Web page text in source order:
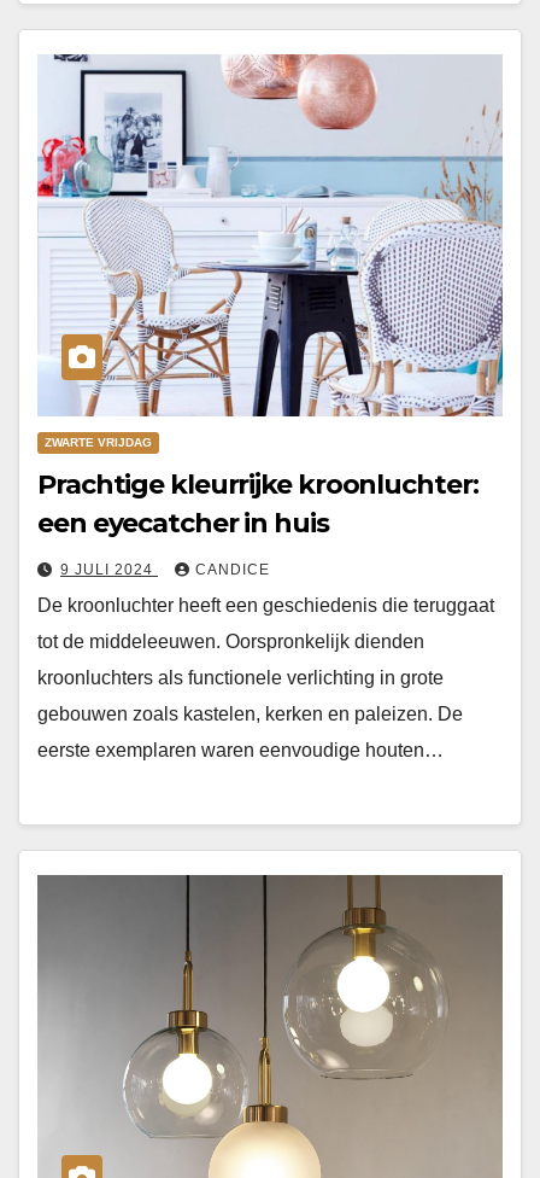
ZWARTE VRIJDAG
Prachtige kleurrijke kroonluchter:
een eyecatcher in huis
9 JULI 2024 CANDICE
De kroonluchter heeft een geschiedenis die teruggaat
tot de middeleeuwen. Oorspronkelijk dienden
kroonluchters als functionele verlichting in grote
gebouwen zoals kastelen, kerken en paleizen. De
eerste exemplaren waren eenvoudige houten…